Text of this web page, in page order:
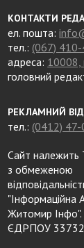
КОНТАКТИ
ел. пошта:
тел.: (067)
адреса: 10008,
головний
РЕКЛАМНИЙ
тел.: (0412)
Сайт належить
з обмеженою
"Інформаційна
Житомир
ЄДРПОУ